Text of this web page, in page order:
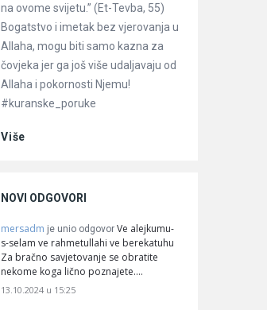
na ovome svijetu.” (Et-Tevba, 55)
Bogatstvo i imetak bez vjerovanja u
Allaha, mogu biti samo kazna za
čovjeka jer ga još više udaljavaju od
Allaha i pokornosti Njemu!
#kuranske_poruke
Više
NOVI ODGOVORI
mersadm je unio odgovor Ve alejkumu-
s-selam ve rahmetullahi ve berekatuhu
Za bračno savjetovanje se obratite
nekome koga lično poznajete.…
13.10.2024 u 15:25